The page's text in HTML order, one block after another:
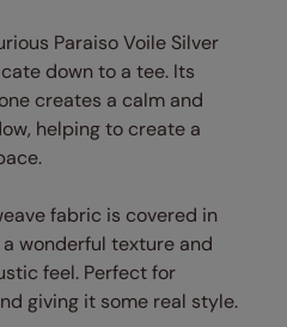
Paraiso Voile Silver
down to a tee. Its
creates a calm and
helping to create a
fabric is covered in
wonderful texture and
feel. Perfect for
giving it some real style.